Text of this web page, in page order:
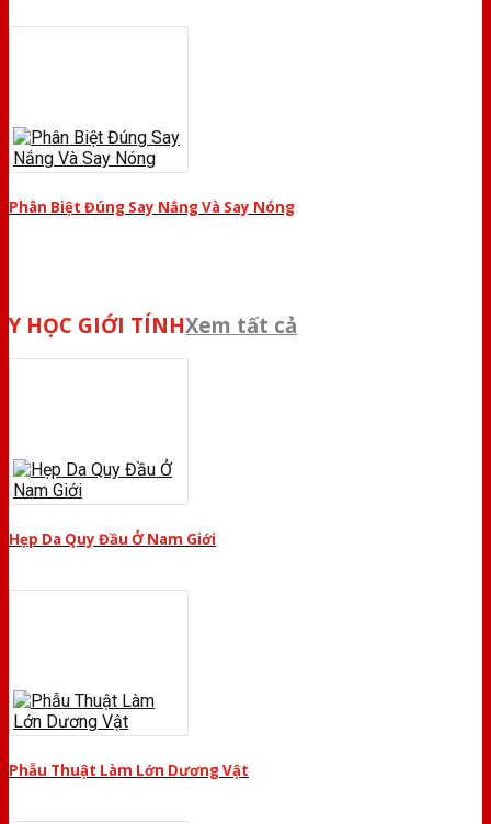
Phân Biệt Đúng Say Nắng Và Say Nóng
Y HỌC GIỚI TÍNHXem tất cả
Hẹp Da Quy Đầu Ở Nam Giới
Phẫu Thuật Làm Lớn Dương Vật